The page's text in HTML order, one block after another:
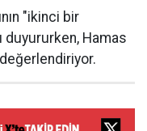
"ikinci bir
duyururken, Hamas